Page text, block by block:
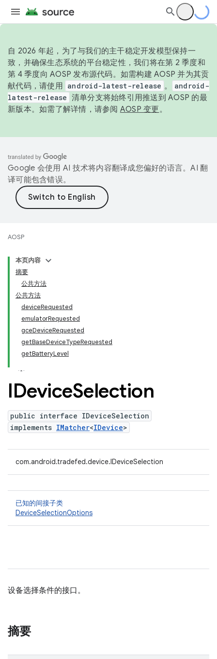
自 2026 年起，为了与我们的主干稳定开发模型保持一
致，并确保生态系统的平台稳定性，我们将在第 2 季度和
第 4 季度向 AOSP 发布源代码。如需构建 AOSP 并为其贡
献代码，请使用 android-latest-release 。
android-
latest-release 清单分支将始终引用推送到 AOSP 的最
新版本。如需了解详情，请参阅 AOSP 变更。
Google 会使用 AI 技术将内容翻译成您偏好的语言。AI 翻
译可能包含错误。
AOSP
本页内容
摘要
公共方法
公共方法
deviceRequested
emulatorRequested
gceDeviceRequested
getBaseDeviceTypeRequested
getBatteryLevel
IDeviceSelection
public interface IDeviceSelection
implements IMatcher<IDevice>
com.android.tradefed.device.IDeviceSelection
已知的间接子类
DeviceSelectionOptions
设备选择条件的接口。
摘要